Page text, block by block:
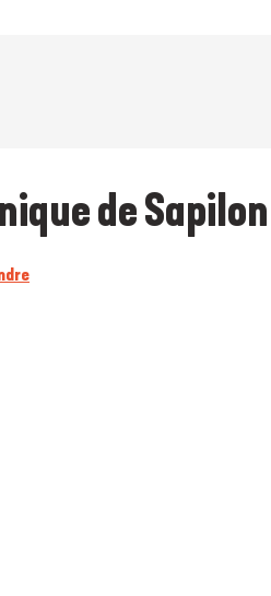
de Sapilon